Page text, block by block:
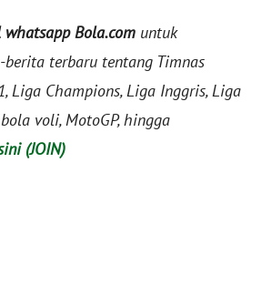
whatsapp Bola.com untuk
terbaru tentang Timnas
Liga Champions, Liga Inggris, Liga
voli, MotoGP, hingga
(JOIN)